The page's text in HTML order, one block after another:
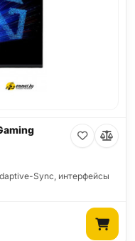
Sync, интерфейсы